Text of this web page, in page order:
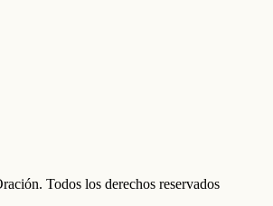
Todos los derechos reservados